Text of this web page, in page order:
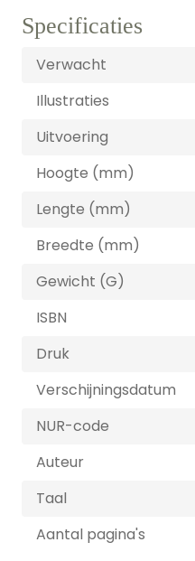
Specificaties
Verwacht
Illustraties
Uitvoering
Hoogte (mm)
Lengte (mm)
Breedte (mm)
Gewicht (G)
ISBN
Druk
Verschijningsdatum
NUR-code
Auteur
Taal
Aantal pagina's